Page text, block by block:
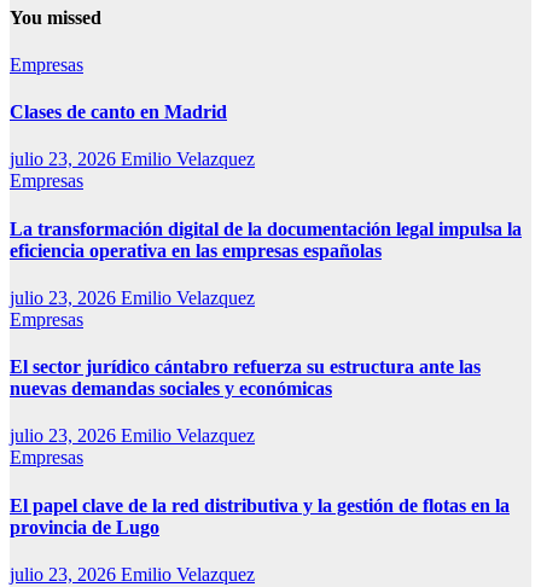
You missed
Empresas
Clases de canto en Madrid
julio 23, 2026 Emilio Velazquez
Empresas
La transformación digital de la documentación legal impulsa la
eficiencia operativa en las empresas españolas
julio 23, 2026 Emilio Velazquez
Empresas
El sector jurídico cántabro refuerza su estructura ante las
nuevas demandas sociales y económicas
julio 23, 2026 Emilio Velazquez
Empresas
El papel clave de la red distributiva y la gestión de flotas en la
provincia de Lugo
julio 23, 2026 Emilio Velazquez